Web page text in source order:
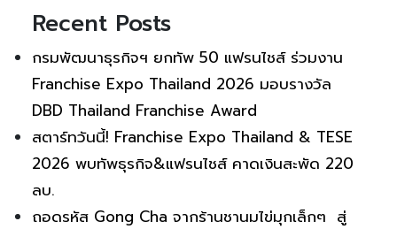
Recent Posts
กรมพัฒนาธุรกิจฯ ยกทัพ 50 แฟรนไชส์ ร่วมงาน
Franchise Expo Thailand 2026 มอบรางวัล
DBD Thailand Franchise Award
สตาร์ทวันนี้! Franchise Expo Thailand & TESE
2026 พบทัพธุรกิจ&แฟรนไชส์ คาดเงินสะพัด 220
ลบ.
ถอดรหัส Gong Cha จากร้านชานมไข่มุกเล็กๆ สู่